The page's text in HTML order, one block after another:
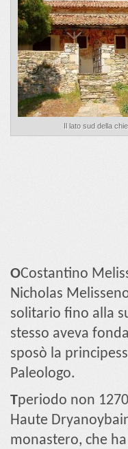
Il lato sud della
ΟCostantino
Nicholas
solitario fino alla
stesso aveva
sposò la
Paleologo.
Tperiodo non
Haute
monastero, che